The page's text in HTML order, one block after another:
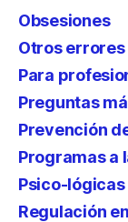
Obsesiones
Otros errores
Para
Preguntas
Prevención
Programas a
Psico-
Regulación